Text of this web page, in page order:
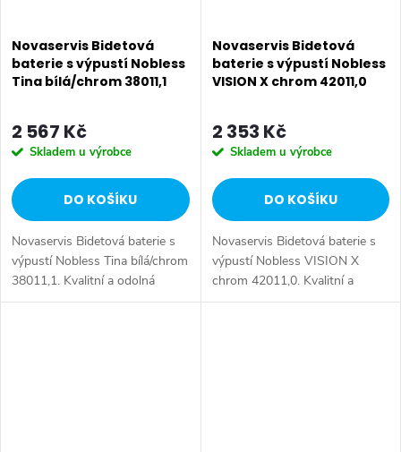
Novaservis Bidetová
baterie s výpustí Nobless
Tina bílá/chrom 38011,1
2 567 Kč
Skladem u výrobce
DO KOŠÍKU
Novaservis Bidetová baterie s
výpustí Nobless Tina bílá/chrom
38011,1. Kvalitní a odolná
keramická kartuše 35 mm s
Novaservis Bidetová
baterie s výpustí Nobless
VISION X chrom 42011,0
2 353 Kč
Skladem u výrobce
DO KOŠÍKU
Novaservis Bidetová baterie s
výpustí Nobless VISION X
chrom 42011,0. Kvalitní a
odolná keramická kartuše 35